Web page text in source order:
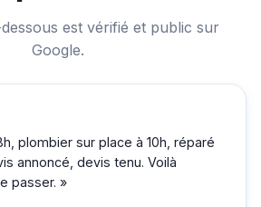
est vérifié et public sur
Google.
plombier sur place à 10h, réparé
annoncé, devis tenu. Voilà
passer. »